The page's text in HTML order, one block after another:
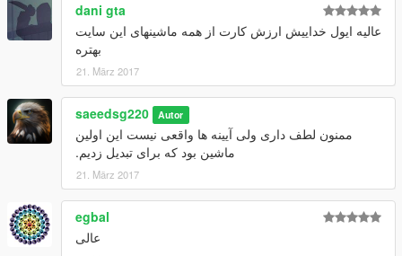
dani gta
عالیه ایول خداییش ارزش کارت از همه ماشینهای این سایت
بهتره
21. März 2017
saeedsg220 Autor
ممنون لطف داری ولی آیینه ها واقعی نیست این اولین
ماشین بود که برای تبدیل زدیم.
21. März 2017
egbal
عالی